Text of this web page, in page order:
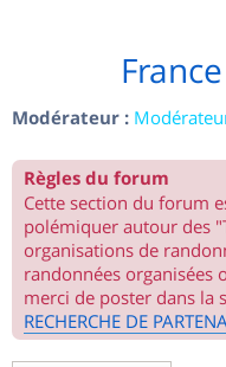
Modérateur :
Règles du forum
Cette section du forum
polémiquer autour des
organisations de
randonnées organisées
merci de poster dans la
RECHERCHE DE